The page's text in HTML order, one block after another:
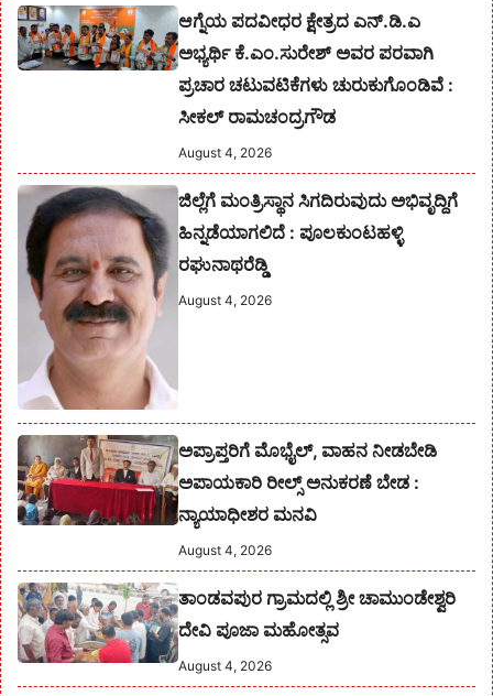
ಆಗ್ನೆಯ ಪದವೀಧರ ಕ್ಷೇತ್ರದ ಎನ್.ಡಿ.ಎ
ಅಭ್ಯರ್ಥಿ ಕೆ.ಎಂ.ಸುರೇಶ್‌ ಅವರ ಪರವಾಗಿ
ಪ್ರಚಾರ ಚಟುವಟಿಕೆಗಳು ಚುರುಕುಗೊಂಡಿವೆ :
ಸೀಕಲ್ ರಾಮಚಂದ್ರಗೌಡ
August 4, 2026
ಜಿಲ್ಲೆಗೆ ಮಂತ್ರಿಸ್ಥಾನ ಸಿಗದಿರುವುದು ಅಭಿವೃದ್ದಿಗೆ
ಹಿನ್ನಡೆಯಾಗಲಿದೆ : ಪೂಲಕುಂಟಹಳ್ಳಿ
ರಘುನಾಥರೆಡ್ಡಿ
August 4, 2026
ಅಪ್ರಾಪ್ತರಿಗೆ ಮೊಭೈಲ್, ವಾಹನ ನೀಡಬೇಡಿ
ಅಪಾಯಕಾರಿ ರೀಲ್ಸ್ ಅನುಕರಣೆ ಬೇಡ :
ನ್ಯಾಯಾಧೀಶರ ಮನವಿ
August 4, 2026
ತಾಂಡವಪುರ ಗ್ರಾಮದಲ್ಲಿ ಶ್ರೀ ಚಾಮುಂಡೇಶ್ವರಿ
ದೇವಿ ಪೂಜಾ ಮಹೋತ್ಸವ
August 4, 2026